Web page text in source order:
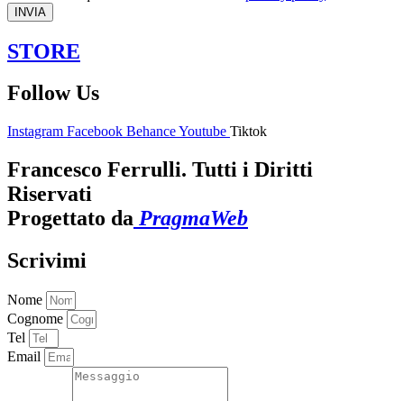
INVIA
STORE
Follow Us
Instagram Facebook BehanceYoutube Tiktok
Francesco Ferrulli. Tutti i Diritti
Riservati
Progettato da PragmaWeb
Scrivimi
Nome
Cognome
Tel
Email